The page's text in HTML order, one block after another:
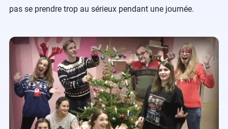
pas se prendre trop au sérieux pendant une journée.